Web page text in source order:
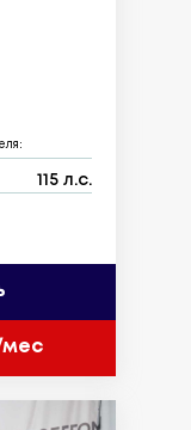
115 л.с.
мес